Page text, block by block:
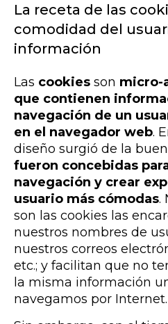
La receta de las
comodidad del
información
Las cookies son micro-
que contienen
navegación de un
en el navegador web.
diseño surgió de la
fueron concebidas
navegación y crear
usuario más cómodas.
son las cookies las
nuestros nombres de
nuestros correos
etc.; y facilitan que no
la misma información
navegamos por Internet.